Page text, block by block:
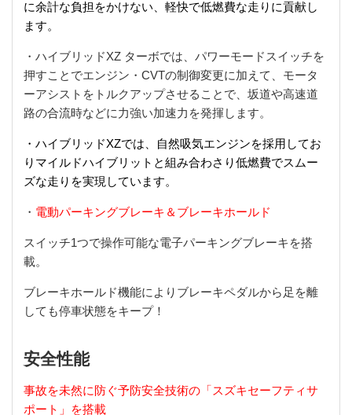
に余計な負担をかけない、 軽快で低燃費な走りに貢献し
ます。
・ハイブリッドXZ ターボでは、パワーモードスイッチを
押すことでエンジン・CVTの制御変更に加えて、モータ
ーアシストをトルクアップさせることで、坂道や高速道
路の合流時などに力強い加速力 を発揮します。
・ハイブリッドXZでは、自然吸気エンジンを採用してお
りマイルドハイブリットと組み合わさり低燃費でスムー
ズな走りを実現しています。
・ 電動パーキングブレーキ＆ブレーキホールド
スイッチ1つで操作可能な電子パーキングブレーキを搭
載。
ブレーキホールド機能によりブレーキペダルから足を離
しても停車状態をキープ！
安全性能
事故を未然に防ぐ予防安全技術の「スズキセーフティサ
ポート」を搭載